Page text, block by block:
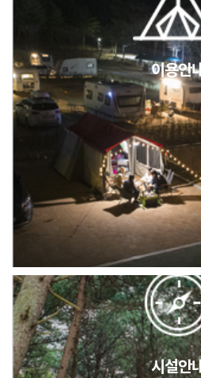
2026년 5월 캠핑장 안점
캠핑장(9월1일~6일) 미
이용안
시설안